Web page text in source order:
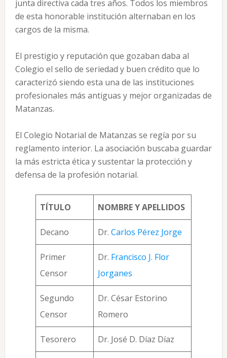
junta directiva cada tres años. Todos los miembros
de esta honorable institución alternaban en los
cargos de la misma.
El prestigio y reputación que gozaban daba al
Colegio el sello de seriedad y buen crédito que lo
caracterizó siendo esta una de las instituciones
profesionales más antiguas y mejor organizadas de
Matanzas.
El Colegio Notarial de Matanzas se regía por su
reglamento interior. La asociación buscaba guardar
la más estricta ética y sustentar la protección y
defensa de la profesión notarial.
TÍTULO NOMBRE Y APELLIDOS
Decano Dr. Carlos Pérez Jorge
Primer
Censor
Dr. Francisco J. Flor
Jorganes
Segundo
Censor
Dr. César Estorino
Romero
Tesorero Dr. José D. Díaz Díaz